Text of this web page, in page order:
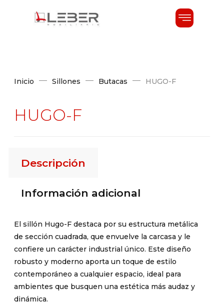
Inicio Sillones Butacas HUGO-F
HUGO-F
Descripción
Información adicional
El sillón Hugo-F destaca por su estructura metálica
de sección cuadrada, que envuelve la carcasa y le
confiere un carácter industrial único. Este diseño
robusto y moderno aporta un toque de estilo
contemporáneo a cualquier espacio, ideal para
ambientes que busquen una estética más audaz y
dinámica.